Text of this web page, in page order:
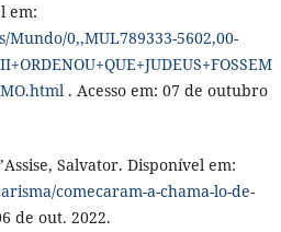
em:
0,,MUL789333-5602,00-
. Acesso em: 07 de outubro
Salvator. Disponível em:
comecaram-a-chama-lo-de-
de out. 2022.